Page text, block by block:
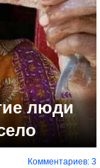
люди
Комментариев: 3